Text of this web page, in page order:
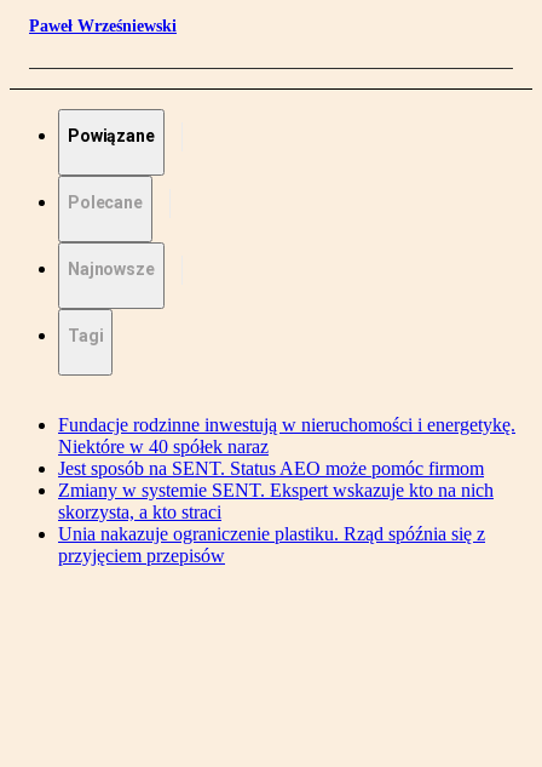
Paweł Wrześniewski
Powiązane
Polecane
Najnowsze
Tagi
Fundacje rodzinne inwestują w nieruchomości i energetykę.
Niektóre w 40 spółek naraz
Jest sposób na SENT. Status AEO może pomóc firmom
Zmiany w systemie SENT. Ekspert wskazuje kto na nich
skorzysta, a kto straci
Unia nakazuje ograniczenie plastiku. Rząd spóźnia się z
przyjęciem przepisów